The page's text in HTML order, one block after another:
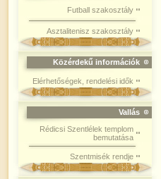
Futball szakosztály
Asztalitenisz szakosztály
Közérdekű információk
Elérhetőségek, rendelési idők
Vallás
Rédicsi Szentlélek templom
bemutatása
Szentmisék rendje